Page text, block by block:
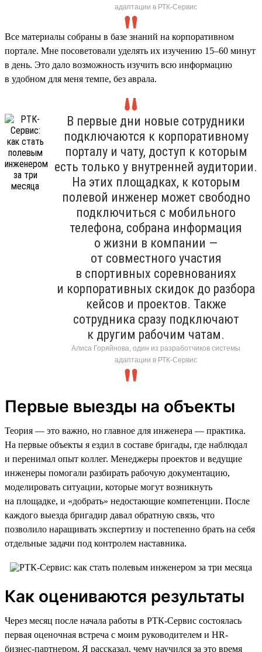
адаптации в РТК-Сервис
Все материалы собраны в базе знаний на корпоративном
портале. Мне посоветовали уделять их изучению 15–60 минут
в день. Это дало возможность изучить всю информацию
в удобном для меня темпе, без аврала.
В первые дни новые сотрудники
подключаются к корпоративному
порталу и чату, доступ к которым
есть только у внутренней аудитории.
На этих площадках, к которым
полевой инженер может свободно
подключиться с мобильного
телефона, собрана информация
о жизни в компании —
от совместного участия
в спортивных соревнованиях
и корпоративных скидок до разбора
кейсов и проектов. Также
сотрудника сразу подключают
к другим рабочим чатам.
Алиса Горяйнова, один из разработчиков системы
адаптации в РТК-Сервис
Первые выезды на объекты
Теория — это важно, но главное для инженера — практика.
На первые объекты я ездил в составе бригады, где наблюдал
и перенимал опыт коллег. Менеджеры проектов и ведущие
инженеры помогали разбирать рабочую документацию,
моделировать ситуации, которые могут возникнуть
на площадке, и «добрать» недостающие компетенции. После
каждого выезда бригадир давал обратную связь, что
позволило наращивать экспертизу и постепенно брать на себя
отдельные задачи под контролем наставника.
Как оцениваются результаты
Через месяц после начала работы в РТК-Сервис состоялась
первая оценочная встреча с моим руководителем и HR-
бизнес-партнером. Я рассказал, чему научился за это время